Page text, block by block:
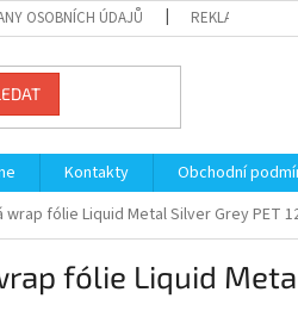
OSOBNÍCH ÚDAJŮ REKLAMACE A
Kontakty Obchodní
fólie Liquid Metal Silver Grey PET
fólie Liquid Metal